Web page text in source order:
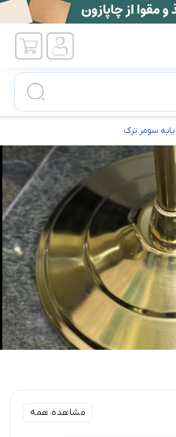
پایه سومر ترک
مشاهده همه